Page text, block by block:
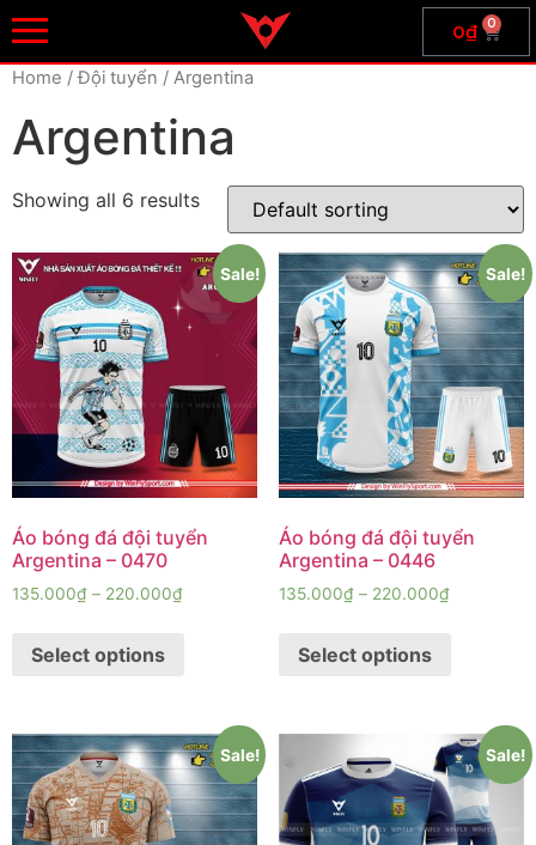
0₫ 0
Home / Đội tuyển / Argentina
Argentina
Showing all 6 results
Sale!
Áo bóng đá đội tuyển
Argentina – 0470
135.000₫ – 220.000₫
Select options
Sale!
Áo bóng đá đội tuyển
Argentina – 0446
135.000₫– 220.000₫
Select options
Sale! Sale!